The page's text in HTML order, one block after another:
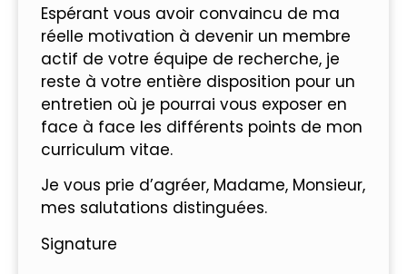
Espérant vous avoir convaincu de ma
réelle motivation à devenir un membre
actif de votre équipe de recherche, je
reste à votre entière disposition pour un
entretien où je pourrai vous exposer en
face à face les différents points de mon
curriculum vitae.
Je vous prie d’agréer, Madame, Monsieur,
mes salutations distinguées.
Signature